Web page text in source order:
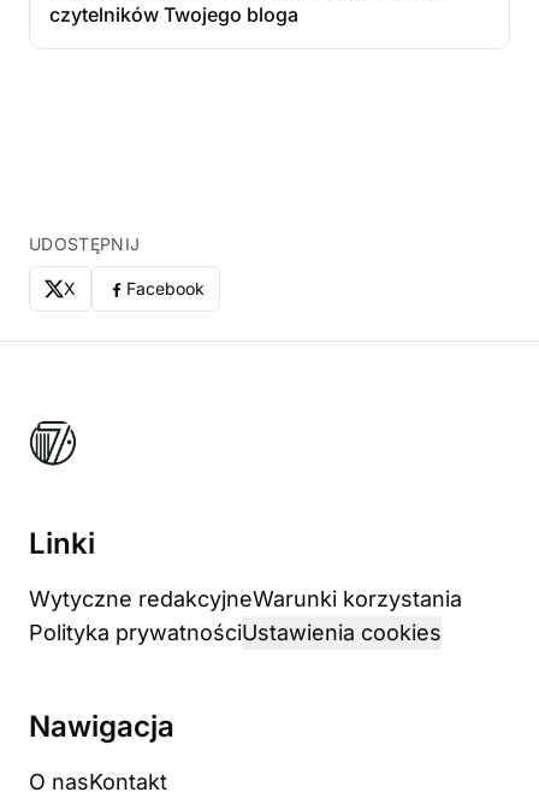
czytelników Twojego bloga
UDOSTĘPNIJ
X Facebook
Linki
Wytyczne redakcyjneWarunki korzystania
Polityka prywatnościUstawienia cookies
Nawigacja
O nasKontakt